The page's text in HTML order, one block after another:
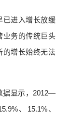
已进入增长放缓
业务的传统巨头
的增长始终无法
据显示，2012—
、15.1%、